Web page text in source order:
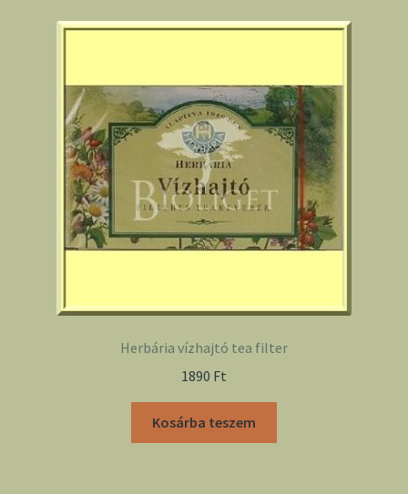
Herbária vízhajtó tea filter
1890 Ft
Kosárba teszem